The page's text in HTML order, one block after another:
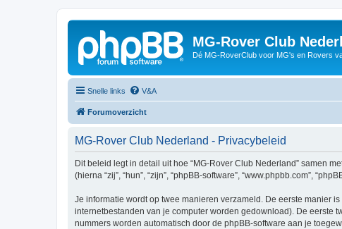
MG-Rover Club
Dé MG-RoverClub voor MG's en Rovers
Snelle links V&A
Forumoverzicht
MG-Rover Club Nederland - Privacybeleid
Dit beleid legt in detail uit hoe “MG-Rover Club Nederland” samen
(hierna “zij”, “hun”, “zijn”, “phpBB-software”, “www.phpbb.com”,
Je informatie wordt op twee manieren verzameld. De eerste manier
internetbestanden van je computer worden gedownload). De eerste
nummers worden automatisch door de phpBB-software aan je